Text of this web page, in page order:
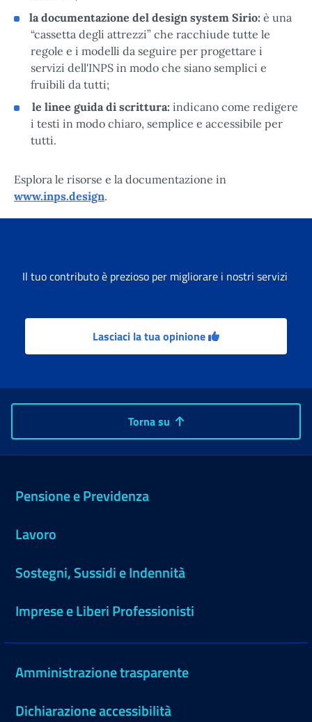
la documentazione del design system Sirio: è una
“cassetta degli attrezzi” che racchiude tutte le
regole e i modelli da seguire per progettare i
servizi dell'INPS in modo che siano semplici e
fruibili da tutti;
le linee guida di scrittura: indicano come redigere
i testi in modo chiaro, semplice e accessibile per
tutti.
Esplora le risorse e la documentazione in
www.inps.design.
Il tuo contributo è prezioso per migliorare i nostri servizi
Lasciaci la tua opinione
Torna su
Pensione e Previdenza
Lavoro
Sostegni, Sussidi e Indennità
Imprese e Liberi Professionisti
Amministrazione trasparente
Dichiarazione accessibilità